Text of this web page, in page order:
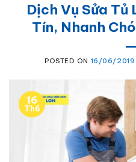
Dịch Vụ Sửa Tủ
Tín, Nhanh
POSTED ON 16/06/2019
16
Th6